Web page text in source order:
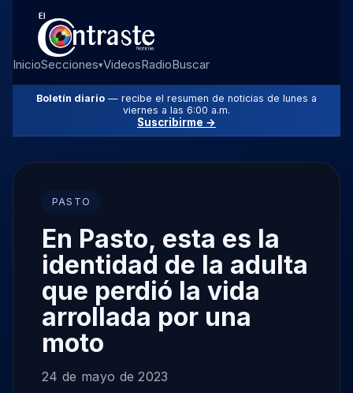
InicioSecciones▾VideosRadioBuscar
Boletín diario — recibe el resumen de noticias de lunes a
viernes a las 6:00 a.m.
Suscribirme →
PASTO
En Pasto, esta es la
identidad de la adulta
que perdió la vida
arrollada por una
moto
24 de mayo de 2023